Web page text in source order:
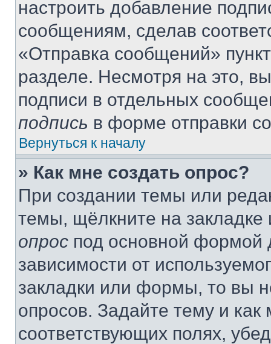
настроить добавление
сообщениям, сделав
«Отправка сообщений»
разделе. Несмотря на это,
подписи в отдельных
подпись в форме отправки
Вернуться к началу
» Как мне создать опрос?
При создании темы или
темы, щёлкните на
опрос под основной формой
зависимости от
закладки или формы, то вы
опросов. Задайте тему и
соответствующих полях,